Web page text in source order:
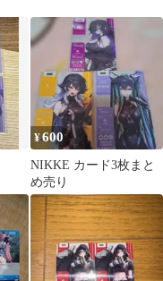
¥600
NIKKE カード3枚まと
め売り